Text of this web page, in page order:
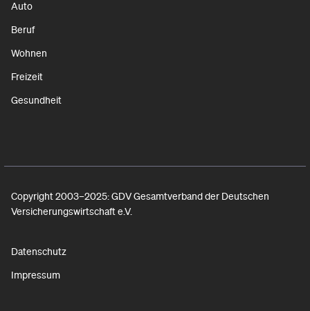
Auto
Beruf
Wohnen
Freizeit
Gesundheit
Copyright 2003–2025: GDV Gesamtverband der Deutschen
Versicherungswirtschaft e.V.
Datenschutz
Impressum